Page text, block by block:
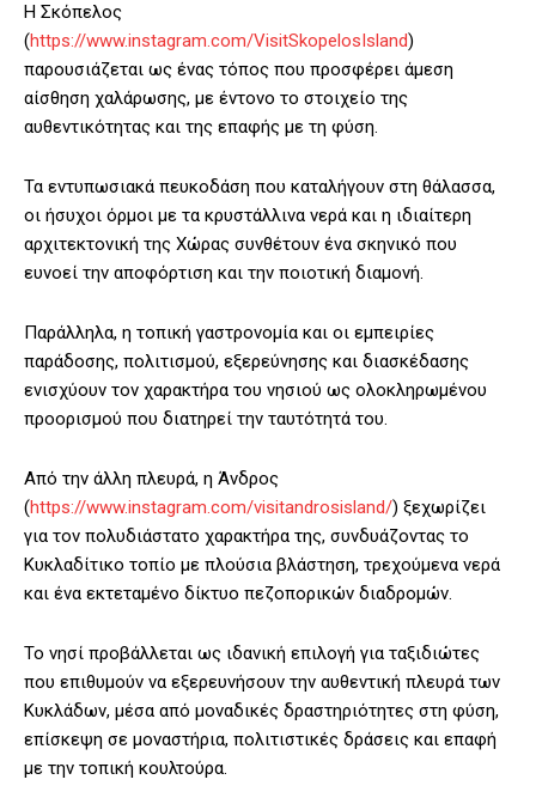
Η Σκόπελος
(https://www.instagram.com/VisitSkopelosIsland)
παρουσιάζεται ως ένας τόπος που προσφέρει άμεση
αίσθηση χαλάρωσης, με έντονο το στοιχείο της
αυθεντικότητας και της επαφής με τη φύση.
Τα εντυπωσιακά πευκοδάση που καταλήγουν στη θάλασσα,
οι ήσυχοι όρμοι με τα κρυστάλλινα νερά και η ιδιαίτερη
αρχιτεκτονική της Χώρας συνθέτουν ένα σκηνικό που
ευνοεί την αποφόρτιση και την ποιοτική διαμονή.
Παράλληλα, η τοπική γαστρονομία και οι εμπειρίες
παράδοσης, πολιτισμού, εξερεύνησης και διασκέδασης
ενισχύουν τον χαρακτήρα του νησιού ως ολοκληρωμένου
προορισμού που διατηρεί την ταυτότητά του.
Από την άλλη πλευρά, η Άνδρος
(https://www.instagram.com/visitandrosisland/) ξεχωρίζει
για τον πολυδιάστατο χαρακτήρα της, συνδυάζοντας το
Κυκλαδίτικο τοπίο με πλούσια βλάστηση, τρεχούμενα νερά
και ένα εκτεταμένο δίκτυο πεζοπορικών διαδρομών.
Το νησί προβάλλεται ως ιδανική επιλογή για ταξιδιώτες
που επιθυμούν να εξερευνήσουν την αυθεντική πλευρά των
Κυκλάδων, μέσα από μοναδικές δραστηριότητες στη φύση,
επίσκεψη σε μοναστήρια, πολιτιστικές δράσεις και επαφή
με την τοπική κουλτούρα.